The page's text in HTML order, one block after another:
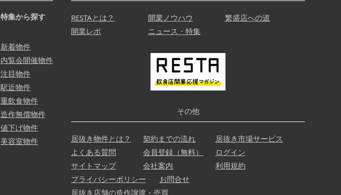
特集から探す
新着物件
内覧会開催物件
注目物件
駅近物件
重飲食物件
造作無償物件
値下げ物件
美容室物件
RESTAとは？ 開業ノウハウ
繁盛店への道
開業レポ
ニュース・特集
その他
居抜き物件とは？ 契約までの流れ
居抜き市場サービス
よくある質問
会員登録（無料）
ログイン
サイトマップ
会社案内
利用規約
プライバシーポリシー
お問合せ
居抜き店舗の造作譲渡・売買